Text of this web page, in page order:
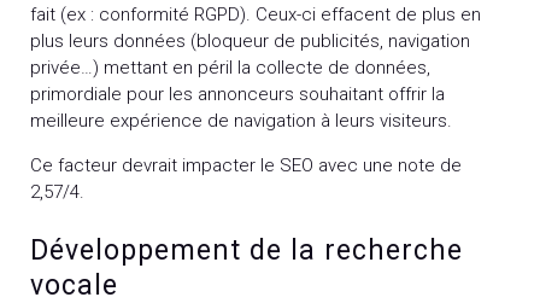
fait (ex : conformité RGPD). Ceux-ci effacent de plus en
plus leurs données (bloqueur de publicités, navigation
privée…) mettant en péril la collecte de données,
primordiale pour les annonceurs souhaitant offrir la
meilleure expérience de navigation à leurs visiteurs.
Ce facteur devrait impacter le SEO avec une note de
2,57/4.
Développement de la recherche
vocale